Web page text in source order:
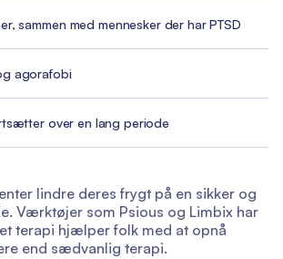
sammen med mennesker der har PTSD
agorafobi
over en lang periode
lindre deres frygt på en sikker og
Værktøjer som Psious og Limbix har
terapi hjælper folk med at opnå
end sædvanlig terapi.